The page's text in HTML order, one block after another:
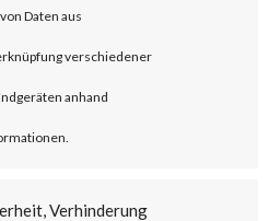
Daten aus
verschiedener
anhand
Verhinderung
authorization
virtual
also states
servers are